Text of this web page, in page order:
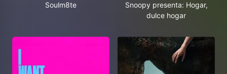
Soulm8te
Snoopy presenta: Hogar,
dulce hogar